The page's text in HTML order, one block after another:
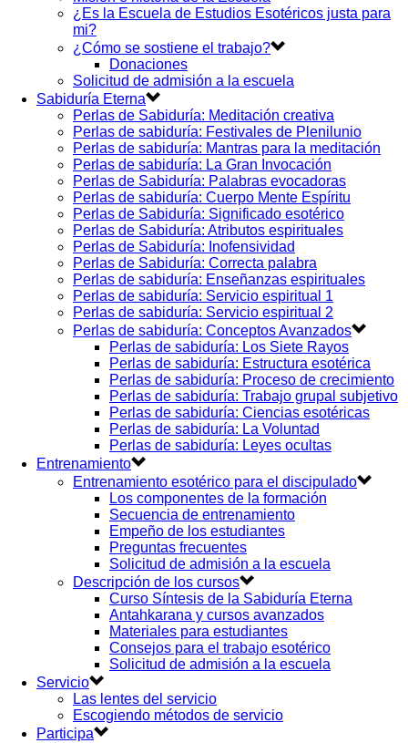
¿Es la Escuela de Estudios Esotéricos justa para
mi?
¿Cómo se sostiene el trabajo?
Donaciones
Solicitud de admisión a la escuela
Sabiduría Eterna
Perlas de Sabiduría: Meditación creativa
Perlas de sabiduría: Festivales de Plenilunio
Perlas de sabiduría: Mantras para la meditación
Perlas de sabiduría: La Gran Invocación
Perlas de Sabiduría: Palabras evocadoras
Perlas de sabiduría: Cuerpo Mente Espíritu
Perlas de Sabiduría: Significado esotérico
Perlas de Sabiduría: Atributos espirituales
Perlas de Sabiduría: Inofensividad
Perlas de Sabiduría: Correcta palabra
Perlas de sabiduría: Enseñanzas espirituales
Perlas de sabiduría: Servicio espiritual 1
Perlas de sabiduría: Servicio espiritual 2
Perlas de sabiduría: Conceptos Avanzados
Perlas de sabiduría: Los Siete Rayos
Perlas de sabiduría: Estructura esotérica
Perlas de sabiduría: Proceso de crecimiento
Perlas de sabiduría: Trabajo grupal subjetivo
Perlas de sabiduría: Ciencias esotéricas
Perlas de sabiduría: La Voluntad
Perlas de sabiduría: Leyes ocultas
Entrenamiento
Entrenamiento esotérico para el discipulado
Los componentes de la formación
Secuencia de entrenamiento
Empeño de los estudiantes
Preguntas frecuentes
Solicitud de admisión a la escuela
Descripción de los cursos
Curso Síntesis de la Sabiduría Eterna
Antahkarana y cursos avanzados
Materiales para estudiantes
Consejos para el trabajo esotérico
Solicitud de admisión a la escuela
Servicio
Las lentes del servicio
Escogiendo métodos de servicio
Participa